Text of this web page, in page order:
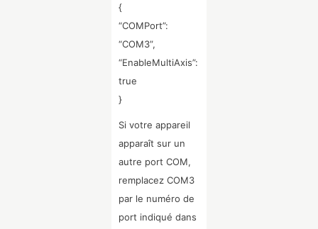
{
“COMPort”:
“COM3”,
“EnableMultiAxis”:
true
}
Si votre appareil
apparaît sur un
autre port COM,
remplacez COM3
par le numéro de
port indiqué dans